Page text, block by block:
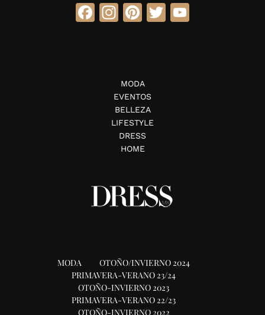
Facebook
Instagram
Pinterest
Twitter
MODA
EVENTOS
BELLEZA
LIFESTYLE
DRESS
HOME
MODA
OTOÑO/INVIERNO 2024
PRIMAVERA-VERANO 23/24
OTOÑO-INVIERNO 2023
PRIMAVERA-VERANO 22/23
OTOÑO-INVIERNO 2022